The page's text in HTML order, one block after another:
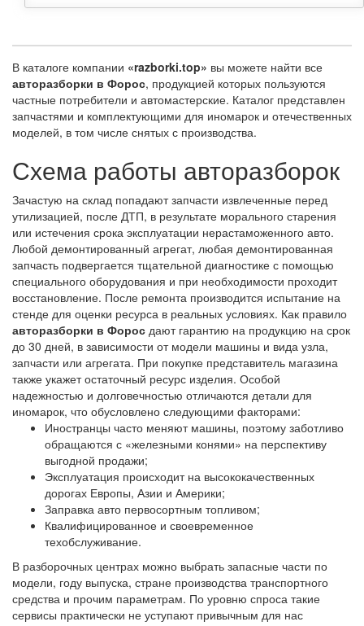
В каталоге компании «razborki.top» вы можете найти все
авторазборки в Форос, продукцией которых пользуются
частные потребители и автомастерские. Каталог представлен
запчастями и комплектующими для иномарок и отечественных
моделей, в том числе снятых с производства.
Схема работы авторазборок
Зачастую на склад попадают запчасти извлеченные перед
утилизацией, после ДТП, в результате морального старения
или истечения срока эксплуатации нерастаможенного авто.
Любой демонтированный агрегат, любая демонтированная
запчасть подвергается тщательной диагностике с помощью
специального оборудования и при необходимости проходит
восстановление. После ремонта производится испытание на
стенде для оценки ресурса в реальных условиях. Как правило
авторазборки в Форос дают гарантию на продукцию на срок
до 30 дней, в зависимости от модели машины и вида узла,
запчасти или агрегата. При покупке представитель магазина
также укажет остаточный ресурс изделия. Особой
надежностью и долговечностью отличаются детали для
иномарок, что обусловлено следующими факторами:
Иностранцы часто меняют машины, поэтому заботливо
обращаются с «железными конями» на перспективу
выгодной продажи;
Эксплуатация происходит на высококачественных
дорогах Европы, Азии и Америки;
Заправка авто первосортным топливом;
Квалифицированное и своевременное
техобслуживание.
В разборочных центрах можно выбрать запасные части по
модели, году выпуска, стране производства транспортного
средства и прочим параметрам. По уровню спроса такие
сервисы практически не уступают привычным для нас